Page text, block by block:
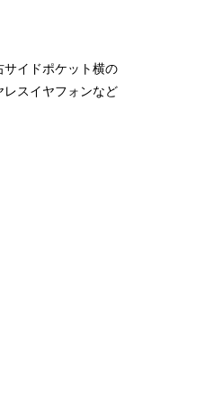
イドポケット横の
レスイヤフォンなど